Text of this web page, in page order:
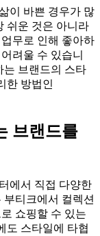
이 바쁜 경우가 많
쉬운 것은 아니라
무로 인해 좋아하
려울 수 있습니
는 브랜드의 스타
한 방법인
브랜드를
에서 직접 다양한
티크에서 컬렉션
쇼핑할 수 있는
도 스타일에 타협